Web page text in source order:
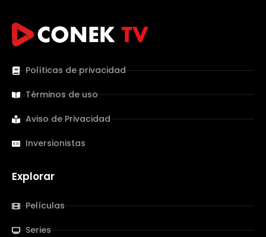
Políticas de privacidad
Términos de uso
Aviso de Privacidad
Inversionistas
Explorar
Películas
Series